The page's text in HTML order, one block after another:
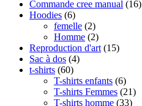
Commande cree manual (16)
Hoodies (6)
femelle (2)
Homme (2)
Reproduction d'art (15)
Sac à dos (4)
t-shirts (60)
T-shirts enfants (6)
T-shirts Femmes (21)
T-shirts homme (33)